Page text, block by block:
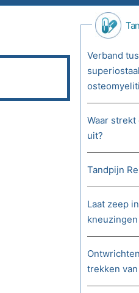
Verband
Waar
uit?
Tandpijn
Laat zeep
trekken